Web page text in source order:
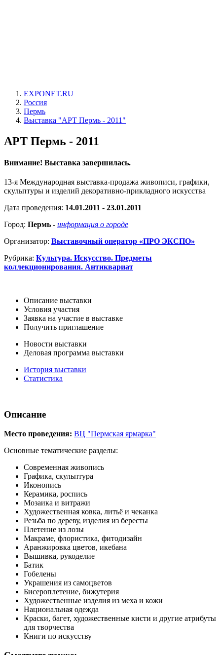
EXPONET.RU
Россия
Пермь
Выставка "АРТ Пермь - 2011"
АРТ Пермь - 2011
Внимание! Выставка завершилась.
13-я Международная выставка-продажа живописи, графики,
скульптуры и изделий декоративно-прикладного искусства
Дата проведения: 14.01.2011 - 23.01.2011
Город: Пермь - информация о городе
Организатор: Выставочный оператор «ПРО ЭКСПО»
Рубрика: Культура. Искусство. Предметы
коллекционирования. Антиквариат
Описание выставки
Условия участия
Заявка на участие в выставке
Получить приглашение
Новости выставки
Деловая программа выставки
История выставки
Статистика
Описание
Место проведения: ВЦ "Пермская ярмарка"
Основные тематические разделы:
Современная живопись
Графика, скульптура
Иконопись
Керамика, роспись
Мозаика и витражи
Художественная ковка, литьё и чеканка
Резьба по дереву, изделия из бересты
Плетение из лозы
Макраме, флористика, фитодизайн
Аранжировка цветов, икебана
Вышивка, рукоделие
Батик
Гобелены
Украшения из самоцветов
Бисероплетение, бижутерия
Художественные изделия из меха и кожи
Национальная одежда
Краски, багет, художественные кисти и другие атрибуты
для творчества
Книги по искусству